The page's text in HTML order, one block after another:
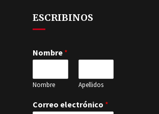
ESCRIBINOS
Nombre *
Nombre Apellidos
Correo electrónico *